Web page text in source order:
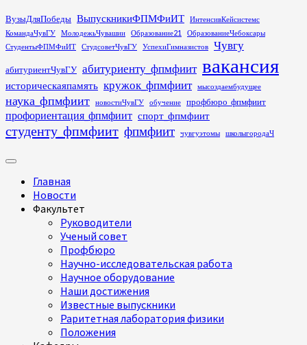
Перейти
к
содержимому
ВузыДляПобеды ВыпускникиФПМФиИТ
ИнтенсивКейсистемс
КомандаЧувГУ
МолодежьЧувашии Образование21
ОбразованиеЧебоксары
СтудентыФПМФиИТ
СтудсоветЧувГУ УспехиГимназистов Чувгу
абитуриентЧувГУ абитуриенту_фпмфиит вакансия
историческаяпамять кружок_фпмфиит мысоздаембудущее
наука_фпмфиит новостиЧувГУ обучение профбюро_фпмфиит
профориентация_фпмфиит спорт_фпмфиит
студенту_фпмфиит фпмфиит чувгуэтомы школыгородаЧ
Основное
Главная
Новости
Факультет
Руководители
Ученый совет
Профбюро
Научно-исследовательская работа
Научное оборудование
Наши достижения
Известные выпускники
Раритетная лаборатория физики
Положения